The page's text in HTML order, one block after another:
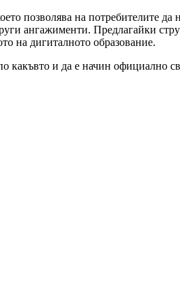
позволява на потребителите да
ангажименти. Предлагайки
на дигиталното образование.
и да е начин официално